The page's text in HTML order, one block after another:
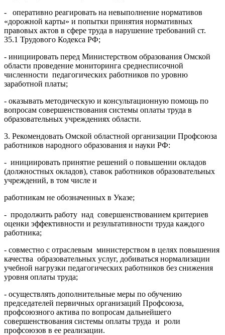
- оперативно реагировать на невыполнение нормативов
«дорожной карты» и попытки принятия нормативных
правовых актов в сфере труда в нарушение требований ст.
35.1 Трудового Кодекса РФ;
- инициировать перед Министерством образования Омской
области проведение мониторинга среднесписочной
численности педагогических работников по уровню
заработной платы;
- оказывать методическую и консультационную помощь по
вопросам совершенствования системы оплаты труда в
образовательных учреждениях области.
3. Рекомендовать Омской областной организации Профсоюза
работников народного образования и науки РФ:
- инициировать принятие решений о повышении окладов
(должностных окладов), ставок работников образовательных
учреждений, в том числе и
работникам не обозначенных в Указе;
- продолжить работу над совершенствованием критериев
оценки эффективности и результативности труда каждого
работника;
- совместно с отраслевым министерством в целях повышения
качества образовательных услуг, добиваться нормализации
учебной нагрузки педагогических работников без снижения
уровня оплаты труда;
- осуществлять дополнительные меры по обучению
председателей первичных организаций Профсоюза,
профсоюзного актива по вопросам дальнейшего
совершенствования системы оплаты труда и роли
профсоюзов в ее реализации.